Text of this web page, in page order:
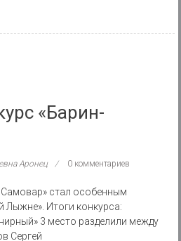
«Барин-
Аронец 0 комментариев
стал особенным
Лыжне». Итоги конкурса:
3 место разделили между
Сергей